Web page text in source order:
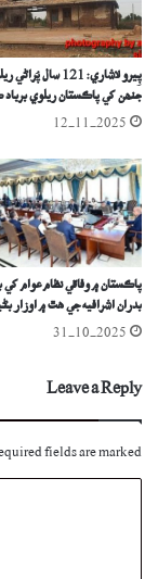
پِيرو لاشاري: 121
جنھن کي پاڪستان ريلوي
12-11-2025
پاڪستان ۾ وفاقي نظام عوام کي
بدران اشرافيه جي هٿ ۾ اوزار
31-10-2025
Leave a Reply
fields are marked